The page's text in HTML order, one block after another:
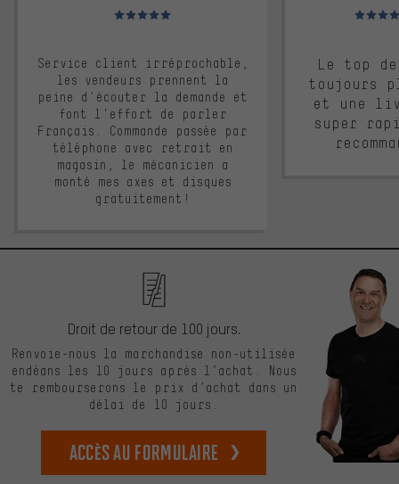
Note moyenne : 5 sur 5
Service client irréprochable,
les vendeurs prennent la
peine d'écouter la demande et
font l'effort de parler
Français. Commande passée par
téléphone avec retrait en
magasin, le mécanicien a
monté mes axes et disques
gratuitement!
Note
Le top
toujours
et une
super
Droit de retour de 100 jours.
Renvoie-nous la marchandise non-utilisée
endéans les 10 jours après l’achat. Nous
te rembourserons le prix d’achat dans un
délai de 10 jours.
Accès au formulaire